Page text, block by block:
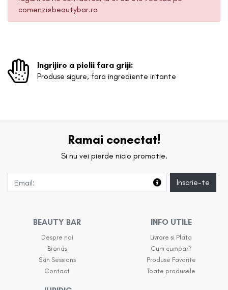
comenzi@beautybar.ro
Ingrijire a pielii fara griji:
Produse sigure, fara ingrediente iritante
Ramai conectat!
Si nu vei pierde nicio promotie.
Inscrie-te
BEAUTY BAR
Despre noi
Brands
Skin Sessions
Contact
INFO UTILE
Livrare si Plata
Cum cumpar?
Produse Favorite
Toate produsele